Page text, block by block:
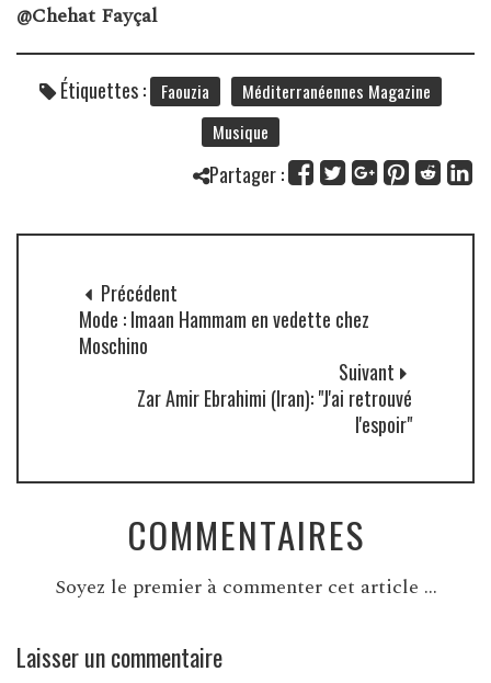
@Chehat Fayçal
Étiquettes : Faouzia
Méditerranéennes Magazine
Musique
Partager :
Précédent
Mode : Imaan Hammam en vedette chez
Moschino
Suivant
Zar Amir Ebrahimi (Iran): "J'ai retrouvé
l'espoir"
COMMENTAIRES
Soyez le premier à commenter cet article ...
Laisser un commentaire